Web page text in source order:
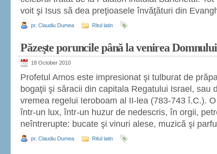
voit şi Isus să dea preţioasele învăţături din
pr. Claudiu Dumea Ritul latin
Păzeşte poruncile până la venirea Domnului
18 October 2010
Profetul Amos este impresionat şi tulburat de
bogaţii şi săracii din capitala Regatului Israel, sau
vremea regelui Ieroboam al II-lea (783-743 î.C.).
într-un lux, într-un huzur de nedescris, în orgii,
neîntrerupte: bucate şi vinuri alese, muzică şi
pr. Claudiu Dumea Ritul latin